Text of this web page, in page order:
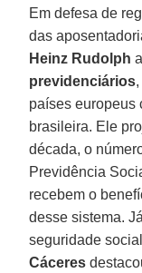
Em defesa de
das
Heinz Rudolph
previdenciários
países europeus
brasileira. Ele
década, o
Previdência
recebem o
desse sistema.
seguridade
Cáceres